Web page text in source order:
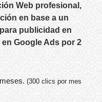
Web profesional,
en base a un
publicidad en
Google Ads por 2
(300 clics por mes